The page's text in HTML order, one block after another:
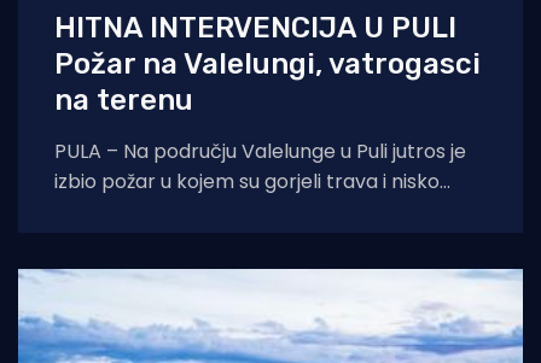
HITNA INTERVENCIJA U PULI
Požar na Valelungi, vatrogasci
na terenu
PULA – Na području Valelunge u Puli jutros je
izbio požar u kojem su gorjeli trava i nisko